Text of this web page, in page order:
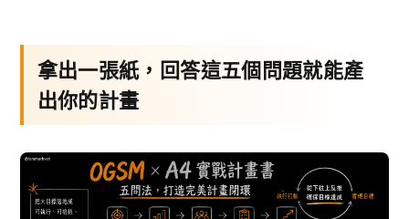
拿出一張紙，回答這五個問題就能產
出你的計畫